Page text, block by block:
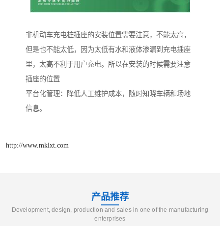
非机动车充电桩插座的安装位置需要注意，不能太高，
但是也不能太低，因为太低有水和液体渗漏到充电插座
里，太高不利于用户充电。所以在安装的时候需要注意
插座的位置
平台化管理：降低人工维护成本，随时知晓车辆和场地
信息。
http://www.mklxt.com
产品推荐
Development, design, production and sales in one of the manufacturing
enterprises